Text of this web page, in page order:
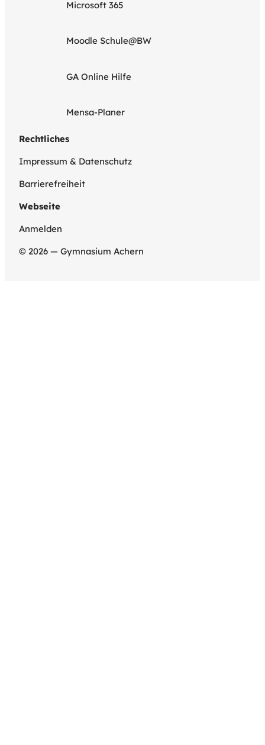
Microsoft 365
Moodle Schule@BW
GA Online Hilfe
Mensa-Planer
Rechtliches
Impressum & Datenschutz
Barrierefreiheit
Webseite
Anmelden
© 2026 — Gymnasium Achern